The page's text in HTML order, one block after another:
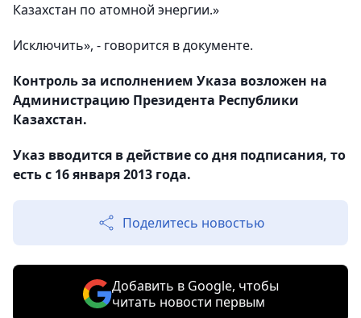
Казахстан по атомной энергии.»
Исключить», - говорится в документе.
Контроль за исполнением Указа возложен на
Администрацию Президента Республики
Казахстан.
Указ вводится в действие со дня подписания, то
есть с 16 января 2013 года.
Поделитесь новостью
Добавить в Google, чтобы
читать новости первым